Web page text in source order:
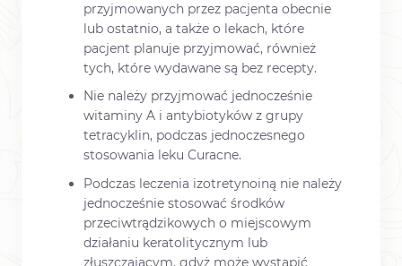
przyjmowanych przez pacjenta obecnie
lub ostatnio, a także o lekach, które
pacjent planuje przyjmować, również
tych, które wydawane są bez recepty.
Nie należy przyjmować jednocześnie
witaminy A i antybiotyków z grupy
tetracyklin, podczas jednoczesnego
stosowania leku Curacne.
Podczas leczenia izotretynoiną nie należy
jednocześnie stosować środków
przeciwtrądzikowych o miejscowym
działaniu keratolitycznym lub
złuszczającym, gdyż może wystąpić